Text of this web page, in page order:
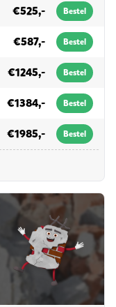
€525,- Bestel
€587,- Bestel
€1245,- Bestel
€1384,- Bestel
€1985,- Bestel